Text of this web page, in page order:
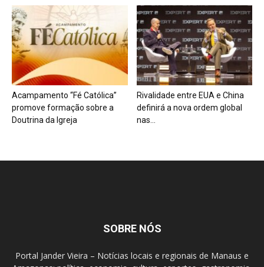
Acampamento “Fé Católica”
promove formação sobre a
Doutrina da Igreja
Rivalidade entre EUA e China
definirá a nova ordem global
nas...
SOBRE NÓS
Portal Jander Vieira – Notícias locais e regionais de Manaus e